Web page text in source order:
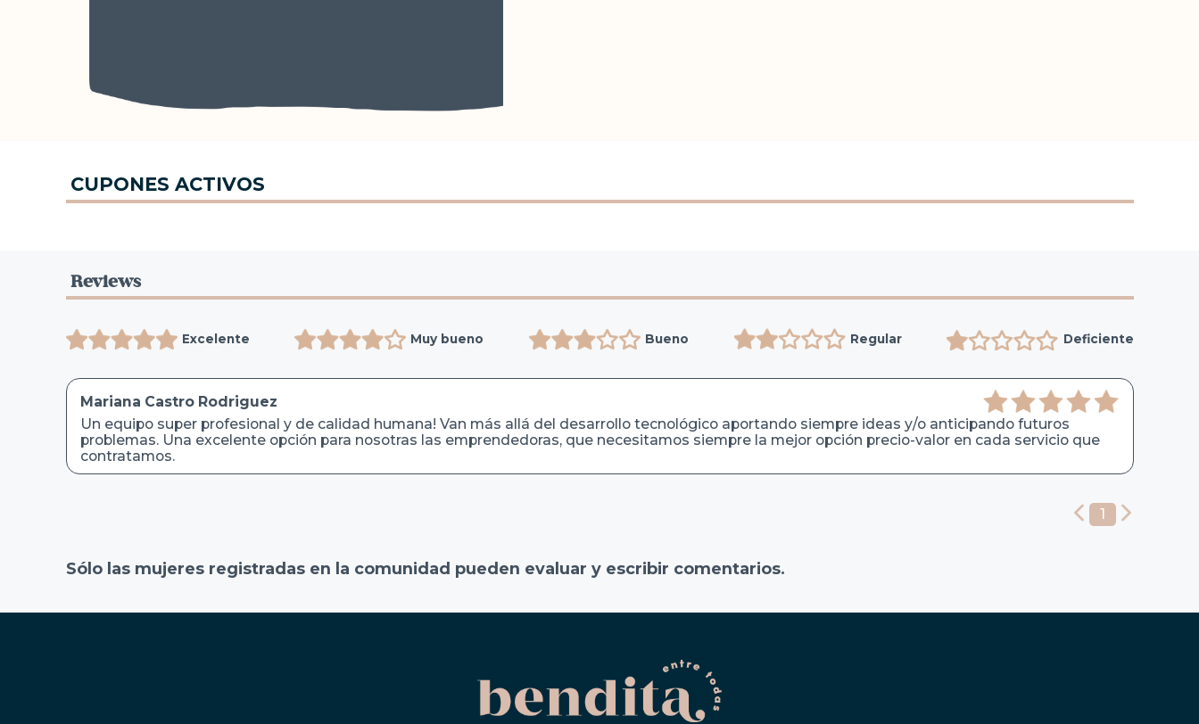
Reviews
Excelente Muy bueno Bueno Regular Deficiente
Mariana Castro Rodriguez
Un equipo super profesional y de calidad humana! Van más allá del desarrollo tecnológico aportando siempre ideas y/o anticipando futuros
problemas. Una excelente opción para nosotras las emprendedoras, que necesitamos siempre la mejor opción precio-valor en cada servicio que
contratamos.
1
Sólo las mujeres registradas en la comunidad pueden evaluar y escribir comentarios.
CUPONES ACTIVOS